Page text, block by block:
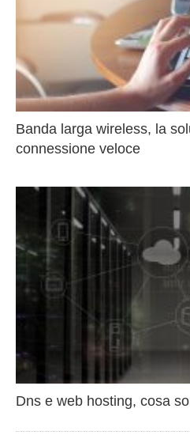
Banda larga wireless, la
connessione veloce
Dns e web hosting, cosa